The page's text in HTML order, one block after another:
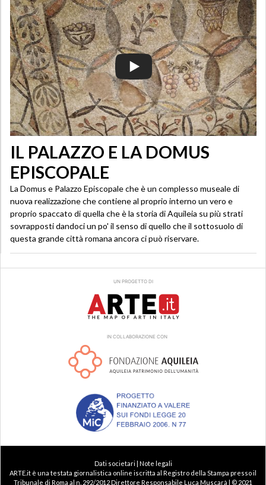
IL PALAZZO E LA DOMUS
EPISCOPALE
La Domus e Palazzo Episcopale che è un complesso museale di
nuova realizzazione che contiene al proprio interno un vero e
proprio spaccato di quella che è la storia di Aquileia su più strati
sovrapposti dandoci un po' il senso di quello che il sottosuolo di
questa grande città romana ancora ci può riservare.
UN PROGETTO DI
IN COLLABORAZIONE CON
Dati societari | Note legali
ARTE.it è una testata giornalistica online iscritta al Registro della Stampa presso il
Tribunale di Roma al n. 292/2012 Direttore Responsabile Luca Muscarà | © 2021